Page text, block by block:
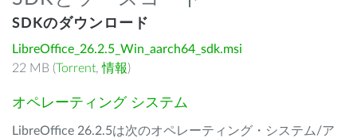
SDKのダウンロード
LibreOffice_26.2.5_Win_aarch64_sdk.msi
22 MB (Torrent,情報)
オペレーティング システム
LibreOffice 26.2.5は次のオペレーティング・システム/ア